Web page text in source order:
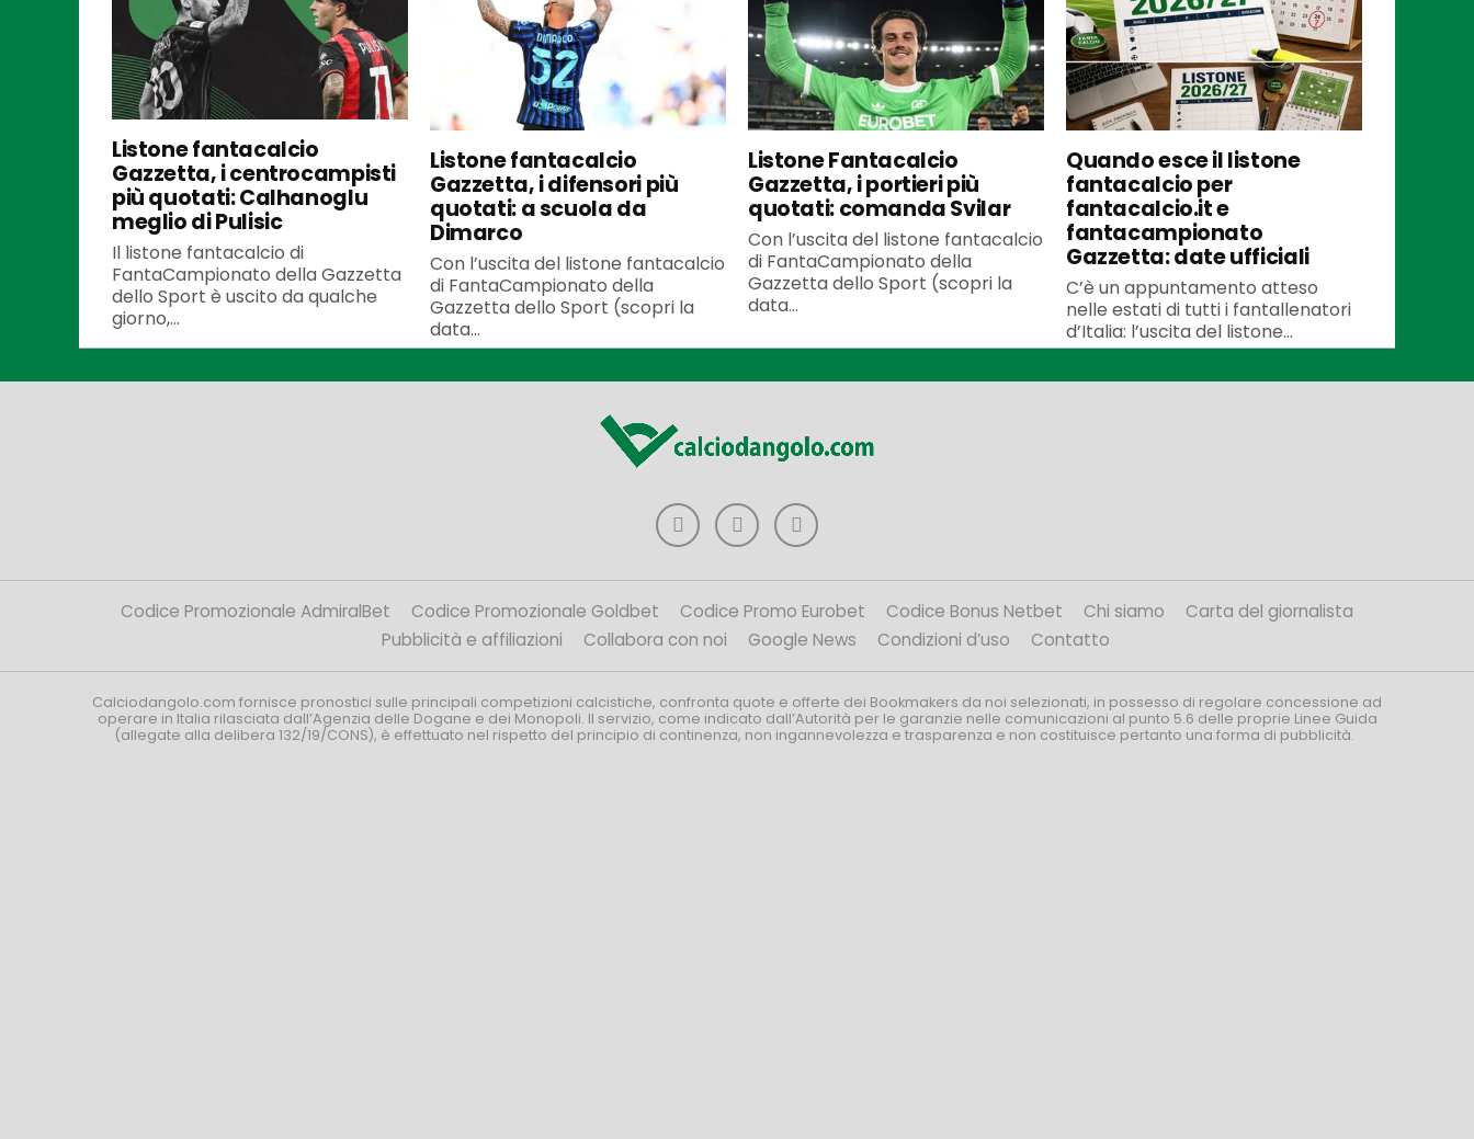
Listone fantacalcio
Gazzetta, i centrocampisti
più quotati: Calhanoglu
meglio di Pulisic
Il listone fantacalcio di
FantaCampionato della Gazzetta
dello Sport è uscito da qualche
giorno,...
Listone fantacalcio
Gazzetta, i difensori più
quotati: a scuola da
Dimarco
Con l’uscita del listone fantacalcio
di FantaCampionato della
Gazzetta dello Sport (scopri la
data...
Listone Fantacalcio
Gazzetta, i portieri più
quotati: comanda Svilar
Con l’uscita del listone fantacalcio
di FantaCampionato della
Gazzetta dello Sport (scopri la
data...
Quando esce il listone
fantacalcio per
fantacalcio.it e
fantacampionato
Gazzetta: date ufficiali
C’è un appuntamento atteso
nelle estati di tutti i fantallenatori
d’Italia: l’uscita del listone...
Codice Promozionale AdmiralBet Codice Promozionale Goldbet Codice Promo Eurobet Codice Bonus Netbet Chi siamo
Carta del giornalista
Pubblicità e affiliazioni
Collabora con noi Google News Condizioni d’uso Contatto
Calciodangolo.com fornisce pronostici sulle principali competizioni calcistiche, confronta quote e offerte dei Bookmakers da noi selezionati, in possesso di regolare concessione ad
operare in Italia rilasciata dall’Agenzia delle Dogane e dei Monopoli. Il servizio, come indicato dall’Autorità per le garanzie nelle comunicazioni al punto 5.6 delle proprie Linee Guida
(allegate alla delibera 132/19/CONS), è effettuato nel rispetto del principio di continenza, non ingannevolezza e trasparenza e non costituisce pertanto una forma di pubblicità.